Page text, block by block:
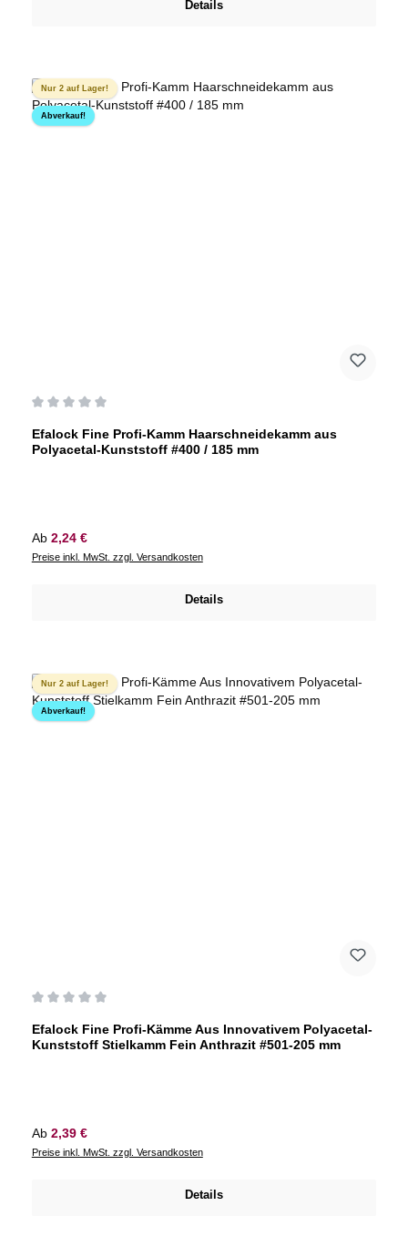
Details
Nur 2 auf Lager!
Abverkauf!
Efalock Fine Profi-Kamm Haarschneidekamm aus
Polyacetal-Kunststoff #400 / 185 mm
Regulärer Preis:
Ab 2,24 €
Preise inkl. MwSt. zzgl. Versandkosten
Details
Nur 2 auf Lager!
Abverkauf!
Efalock Fine Profi-Kämme Aus Innovativem Polyacetal-
Kunststoff Stielkamm Fein Anthrazit #501-205 mm
Regulärer Preis:
Ab 2,39 €
Preise inkl. MwSt. zzgl. Versandkosten
Details